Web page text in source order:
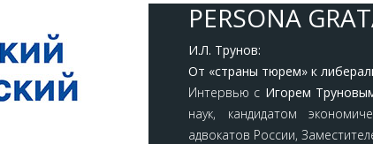
PERSONA
И.Л. Трунов:
От «страны тюрем» к
Интервью с Игорем
наук, кандидатом
адвокатов России,